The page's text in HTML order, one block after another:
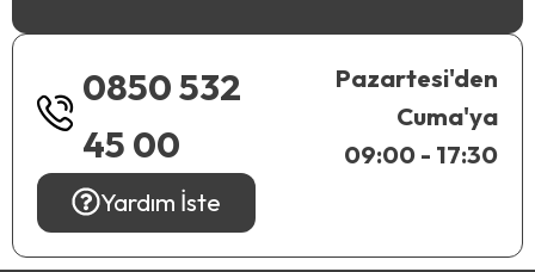
0850 532
45 00
Yardım İste
Pazartesi'den
Cuma'ya
09:00 - 17:30